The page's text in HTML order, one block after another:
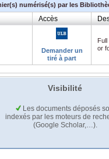
numérisé(s) par les
Accès
Demander un
tiré à part
or
Visibilité
Les documents déposés
indexés par les moteurs de
(Google Scholar,…).